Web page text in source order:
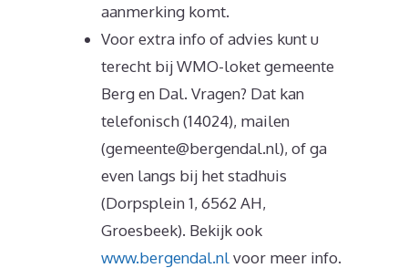
aanmerking komt.
Voor extra info of advies kunt u
terecht bij WMO-loket gemeente
Berg en Dal. Vragen? Dat kan
telefonisch (14024), mailen
(gemeente@bergendal.nl), of ga
even langs bij het stadhuis
(Dorpsplein 1, 6562 AH,
Groesbeek). Bekijk ook
www.bergendal.nlvoor meer info.